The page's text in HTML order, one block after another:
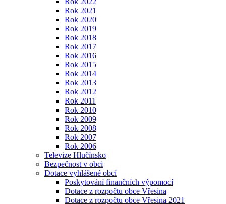
Rok 2021
Rok 2020
Rok 2019
Rok 2018
Rok 2017
Rok 2016
Rok 2015
Rok 2014
Rok 2013
Rok 2012
Rok 2011
Rok 2010
Rok 2009
Rok 2008
Rok 2007
Rok 2006
Televize Hlučínsko
Bezpečnost v obci
Dotace vyhlášené obcí
Poskytování finančních výpomocí
Dotace z rozpočtu obce Vřesina
Dotace z rozpočtu obce Vřesina 2021